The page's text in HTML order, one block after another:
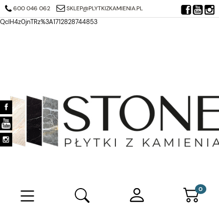
https://search.google.com/search-console/verification-download?
QclH4z0jnTRz%3A1712828744853
600 046 062 SKLEP@PLYTKIZKAMIENIA.PL